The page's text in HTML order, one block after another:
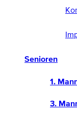
Senioren
1.
3.